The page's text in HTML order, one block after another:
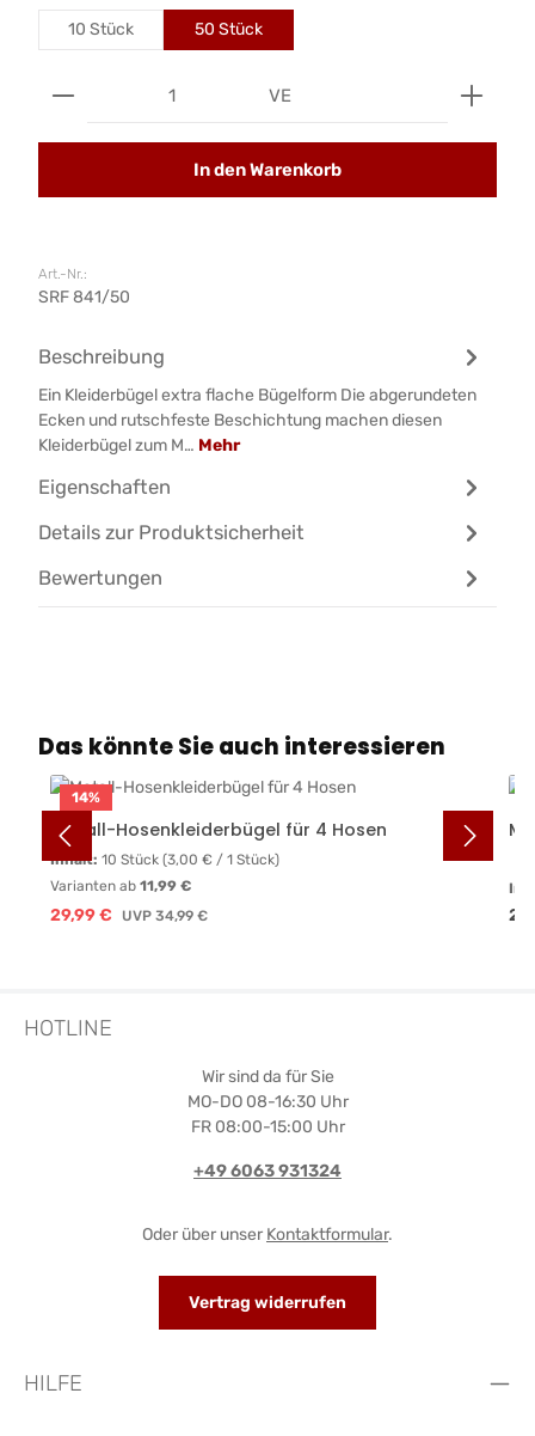
10 Stück 50 Stück
Produkt Anzahl: Gib den gewünschten Wert
VE
In den Warenkorb
Art.-Nr.:
SRF 841/50
Beschreibung
Ein Kleiderbügel extra flache Bügelform Die abgerundeten
Ecken und rutschfeste Beschichtung machen diesen
Kleiderbügel zum M… Mehr
Eigenschaften
Details zur Produktsicherheit
Bewertungen
Produktgalerie überspringen
Das könnte Sie auch interessieren
14%
Metall-Hosenkleiderbügel für 4 Hosen
Inhalt:10 Stück(3,00 € / 1 Stück)
Varianten ab 11,99 €
Verkaufspreis:
29,99 € UVPRegulärer Preis:
34,99 €
HOTLINE
Wir sind da für Sie
MO-DO 08-16:30 Uhr
FR 08:00-15:00 Uhr
+49 6063 931324
Oder über unser Kontaktformular.
Vertrag widerrufen
HILFE